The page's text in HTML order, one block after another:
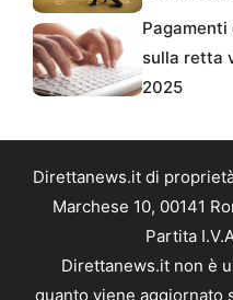
sulla retta
2025
Direttanews.it di
Marchese 10, 00141
Partita
Direttanews.it non è
quanto viene aggiornato